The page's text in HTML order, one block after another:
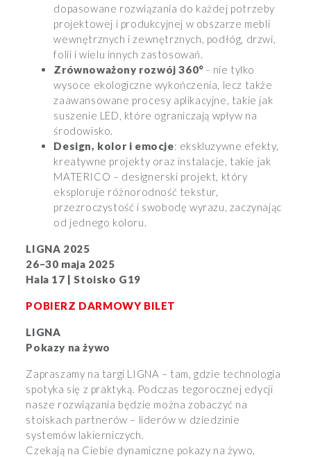
dopasowane rozwiązania do każdej potrzeby
projektowej i produkcyjnej w obszarze mebli
wewnętrznych i zewnętrznych, podłóg, drzwi,
folii i wielu innych zastosowań.
Zrównoważony rozwój 360° - nie tylko
wysoce ekologiczne wykończenia, lecz także
zaawansowane procesy aplikacyjne, takie jak
suszenie LED, które ograniczają wpływ na
środowisko.
Design, kolor i emocje: ekskluzywne efekty,
kreatywne projekty oraz instalacje, takie jak
MATERICO – designerski projekt, który
eksploruje różnorodność tekstur,
przezroczystość i swobodę wyrazu, zaczynając
od jednego koloru.
LIGNA 2025
26–30 maja 2025
Hala 17 | Stoisko G19
POBIERZ DARMOWY BILET
LIGNA
Pokazy na żywo
Zapraszamy na targi LIGNA – tam, gdzie technologia
spotyka się z praktyką. Podczas tegorocznej edycji
nasze rozwiązania będzie można zobaczyć na
stoiskach partnerów – liderów w dziedzinie
systemów lakierniczych.
Czekają na Ciebie dynamiczne pokazy na żywo,